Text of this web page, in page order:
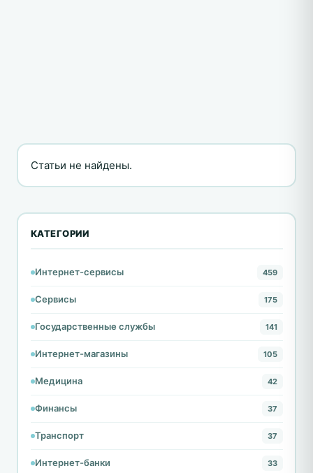
Статьи не найдены.
КАТЕГОРИИ
Интернет-сервисы 459
Сервисы 175
Государственные службы 141
Интернет-магазины 105
Медицина 42
Финансы 37
Транспорт 37
Интернет-банки 33